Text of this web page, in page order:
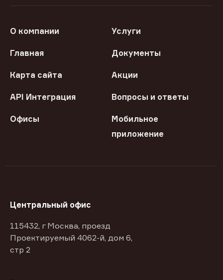
О компании Услуги
Главная Документы
Карта сайта Акции
API Интеграция Вопросы и ответы
Офисы
Мобильное
приложение
Центральный офис
115432, г Москва, проезд
Проектируемый 4062-й, дом 6,
стр 2